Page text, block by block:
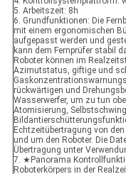
5. Arbeitszeit: 8h
6. Grundfunktionen: Die
mit einem ergonomischen
aufgepasst werden und
kann dem Fernprüfer stabil
Roboter können im
Azimutstatus, giftige und
rückwärtigen und
Wasserwerfer, um zu tun
Atomisierung,
Echtzeitübertragung von
und um den Roboter. Die
Übertragung unter
7. ★Panorama
Roboterkörpers in der